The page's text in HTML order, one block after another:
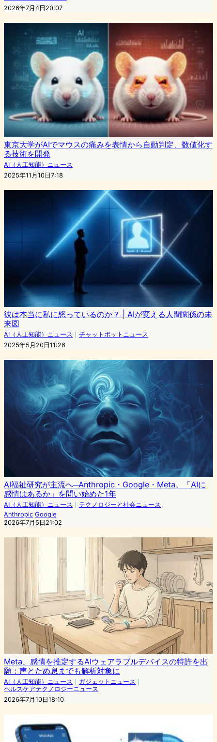
2026年7月4日20:07
東京大学がAIでマウスの痛みを表情から自動判定、数値化す
る技術を開発
AI（人工知能）ニュース
2025年11月10日7:18
彼は本当に私に怒っているのか？ | AIが変える人間関係の未
来図
AI（人工知能）ニュース ｜ チャットボットニュース
2025年5月20日11:26
AI福祉研究が主流へ─Anthropic・Google・Meta、「AIに
感情はあるか」を問い始めた1年
AI（人工知能）ニュース ｜ テクノロジーと社会ニュース
Anthropic Google
2026年7月5日21:02
Meta、感情を推定するAIウェアラブルデバイスの特許を出
願：声とため息までも解析対象に
AI（人工知能）ニュース ｜ ガジェットニュース ｜
ヘルスケアテクノロジーニュース
2026年7月10日18:10